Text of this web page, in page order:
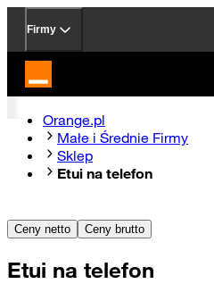
Firmy
Strona główna Orange.pl
Orange.pl
Małe i Średnie Firmy
Sklep
Etui na telefon
Ceny netto Ceny brutto
Etui na telefon